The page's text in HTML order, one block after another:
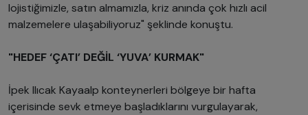
lojistiğimizle, satın almamızla, kriz anında çok hızlı acil
malzemelere ulaşabiliyoruz" şeklinde konuştu.
"HEDEF ‘ÇATI’ DEĞİL ‘YUVA’ KURMAK"
İpek Ilıcak Kayaalp konteynerleri bölgeye bir hafta
içerisinde sevk etmeye başladıklarını vurgulayarak,